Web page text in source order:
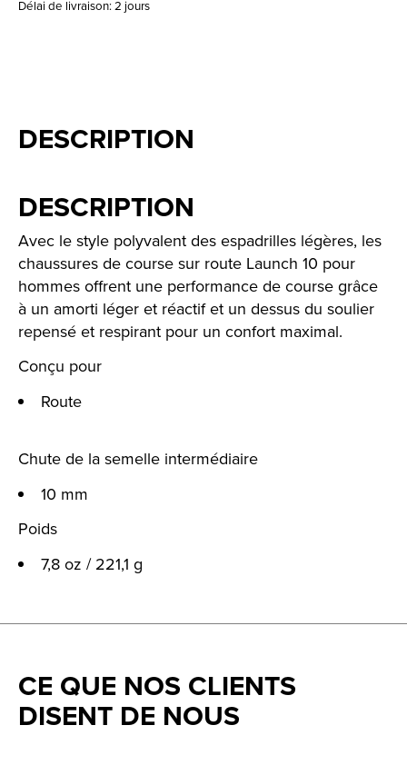
Délai de livraison: 2 jours
DESCRIPTION
DESCRIPTION
Avec le style polyvalent des espadrilles légères, les
chaussures de course sur route Launch 10 pour
hommes offrent une performance de course grâce
à un amorti léger et réactif et un dessus du soulier
repensé et respirant pour un confort maximal.
Conçu pour
Route
Chute de la semelle intermédiaire
10 mm
Poids
7,8 oz / 221,1 g
CE QUE NOS CLIENTS
DISENT DE NOUS